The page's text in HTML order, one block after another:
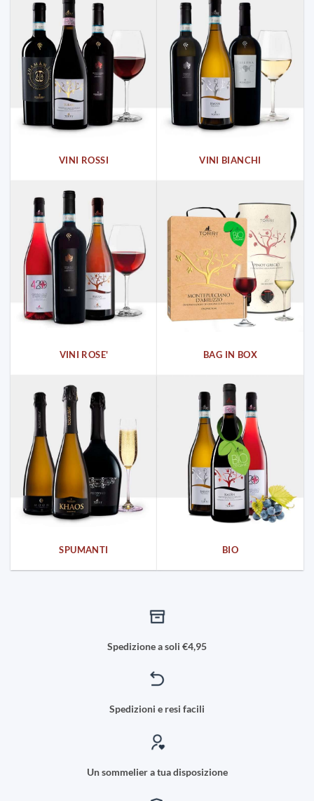
VINI ROSSI VINI BIANCHI
VINI ROSE' BAG IN BOX
SPUMANTI BIO
Spedizione a soli €4,95
Spedizioni e resi facili
Un sommelier a tua disposizione